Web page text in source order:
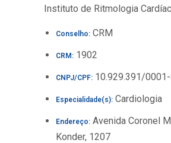
Instituto de Ritmologia
Conselho: CRM
CRM: 1902
CNPJ/CPF: 10.929.391/
Especialidade(s): Cardiologia
Endereço: Avenida Coronel
Konder, 1207